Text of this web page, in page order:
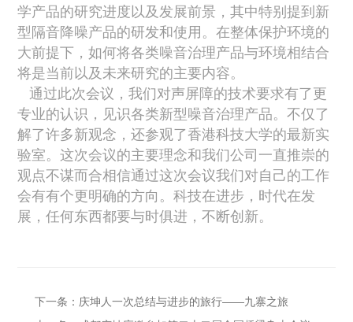
学产品的研究进度以及发展前景，其中特别提到新
型隔音降噪产品的研发和使用。在整体保护环境的
大前提下，如何将各类噪音治理产品与环境相结合
将是当前以及未来研究的主要内容。
通过此次会议，我们对声屏障的技术要求有了 更
专业的认识，见识各类新型噪音治理产品。不仅了
解了许多新观念，还参观了香港科技大学的最新实
验室。这次会议的主要理念和我们公司一直推崇的
观点不谋而合相信通过这次会议我们对自己的工作
会有有个更明确的方向 。科技在进步，时代在发
展，任何东西都要与时俱进，不断创新。
下一条：庆坤人一次总结与进步的旅行——九寨之旅